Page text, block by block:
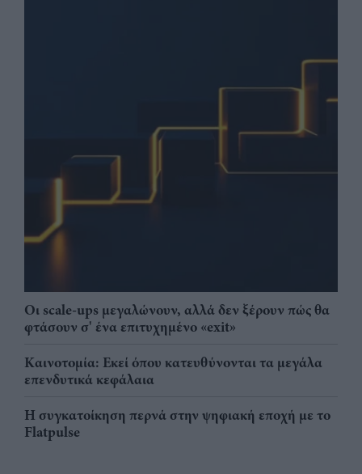
Οι scale-ups μεγαλώνουν, αλλά δεν ξέρουν πώς θα
φτάσουν σ' ένα επιτυχημένο «exit»
Καινοτομία: Εκεί όπου κατευθύνονται τα μεγάλα
επενδυτικά κεφάλαια
Η συγκατοίκηση περνά στην ψηφιακή εποχή με το
Flatpulse